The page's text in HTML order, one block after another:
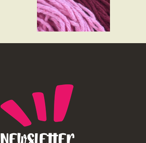
Newsletter